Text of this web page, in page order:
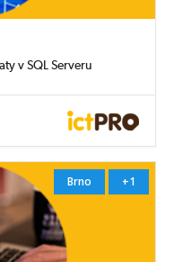
v SQL Serveru
Brno +1